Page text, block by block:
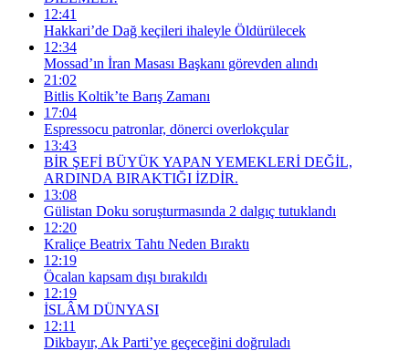
12:41
Hakkari’de Dağ keçileri ihaleyle Öldürülecek
12:34
Mossad’ın İran Masası Başkanı görevden alındı
21:02
Bitlis Koltik’te Barış Zamanı
17:04
Espressocu patronlar, dönerci overlokçular
13:43
BİR ŞEFİ BÜYÜK YAPAN YEMEKLERİ DEĞİL,
ARDINDA BIRAKTIĞI İZDİR.
13:08
Gülistan Doku soruşturmasında 2 dalgıç tutuklandı
12:20
Kraliçe Beatrix Tahtı Neden Bıraktı
12:19
Öcalan kapsam dışı bırakıldı
12:19
İSLÂM DÜNYASI
12:11
Dikbayır, Ak Parti’ye geçeceğini doğruladı